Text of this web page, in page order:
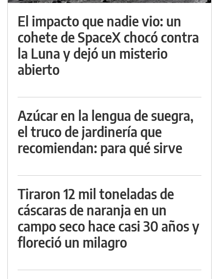
El impacto que nadie vio: un
cohete de SpaceX chocó contra
la Luna y dejó un misterio
abierto
Azúcar en la lengua de suegra,
el truco de jardinería que
recomiendan: para qué sirve
Tiraron 12 mil toneladas de
cáscaras de naranja en un
campo seco hace casi 30 años y
floreció un milagro